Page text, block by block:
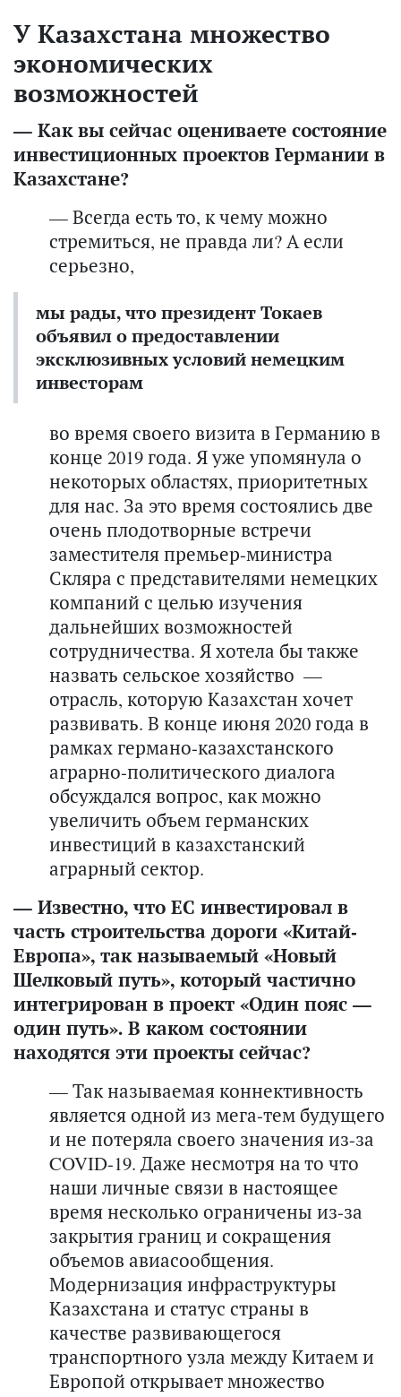
У Казахстана множество
экономических
возможностей
— Как вы сейчас оцениваете состояние
инвестиционных проектов Германии в
Казахстане?
— Всегда есть то, к чему можно
стремиться, не правда ли? А если
серьезно,
мы рады, что президент Токаев
объявил о предоставлении
эксклюзивных условий немецким
инвесторам
во время своего визита в Германию в
конце 2019 года. Я уже упомянула о
некоторых областях, приоритетных
для нас. За это время состоялись две
очень плодотворные встречи
заместителя премьер-министра
Скляра с представителями немецких
компаний с целью изучения
дальнейших возможностей
сотрудничества. Я хотела бы также
назвать сельское хозяйство —
отрасль, которую Казахстан хочет
развивать. В конце июня 2020 года в
рамках германо-казахстанского
аграрно-политического диалога
обсуждался вопрос, как можно
увеличить объем германских
инвестиций в казахстанский
аграрный сектор.
— Известно, что ЕС инвестировал в
часть строительства дороги «Китай-
Европа», так называемый «Новый
Шелковый путь», который частично
интегрирован в проект «Один пояс —
один путь». В каком состоянии
находятся эти проекты сейчас?
— Так называемая коннективность
является одной из мега-тем будущего
и не потеряла своего значения из-за
COVID-19. Даже несмотря на то что
наши личные связи в настоящее
время несколько ограничены из-за
закрытия границ и сокращения
объемов авиасообщения.
Модернизация инфраструктуры
Казахстана и статус страны в
качестве развивающегося
транспортного узла между Китаем и
Европой открывает множество